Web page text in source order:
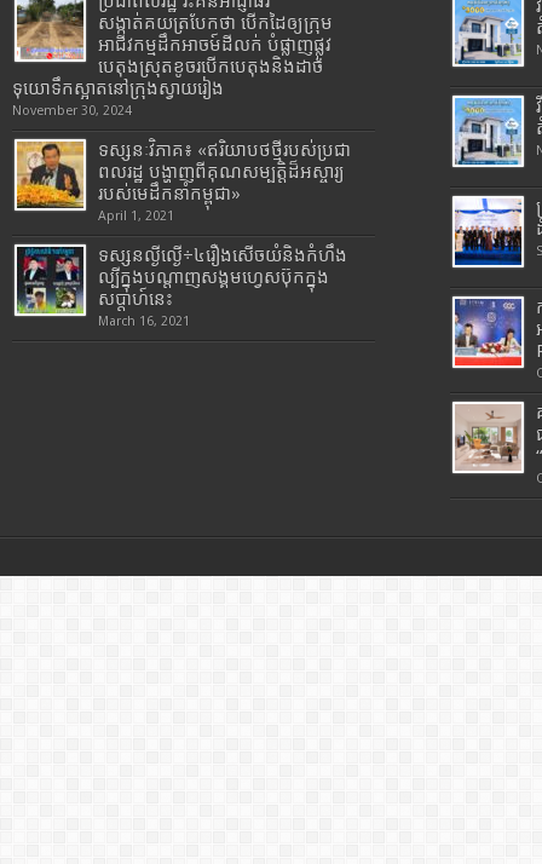
សង្កាត់គយត្របែកថា បើកដៃឲ្យក្រុម
អាជីវកម្មដឹកអាចម៍ដីលក់ បំផ្លាញផ្លូវ
បេតុងស្រុតខូចរបើកបេតុងនិងដាច់
ទុយោទឹកស្អាតនៅក្រុងស្វាយរៀង
November 30, 2024
ទស្សនៈវិភាគ៖ «ឥរិយាបថថ្មីរបស់ប្រជា
ពលរដ្ឋ បង្ហាញពីគុណសម្បត្តិដ៏អស្ចារ្យ
របស់មេដឹកនាំកម្ពុជា»
April 1, 2021
ទស្សនល្ងីល្ងើ÷៤រឿងសើចយំនិងកំហឹង
ល្បីក្នុងបណ្តាញសង្គមហ្វេសប៊ុកក្នុង
សប្តាហ៍នេះ
March 16, 2021